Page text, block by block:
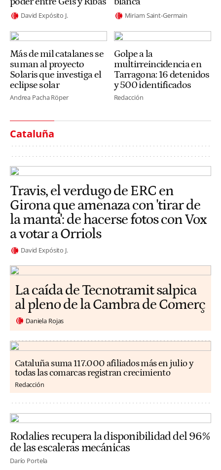
David Expósito J. Miriam Saint-Germain
Más de mil catalanes se
suman al proyecto
Solaris que investiga el
eclipse solar
Andrea Pacha Röper
Golpe a la
multirreincidencia en
Tarragona: 16 detenidos
y 500 identificados
Redacción
Cataluña
Travis, el verdugo de ERC en
Girona que amenaza con 'tirar de
la manta': de hacerse fotos con Vox
a votar a Orriols
David Expósito J.
La caída de Tecnotramit salpica
al pleno de la Cambra de Comerç
Daniela Rojas
Cataluña suma 117.000 afiliados más en julio y
todas las comarcas registran crecimiento
Redacción
Rodalies recupera la disponibilidad del 96%
de las escaleras mecánicas
Darío Portela